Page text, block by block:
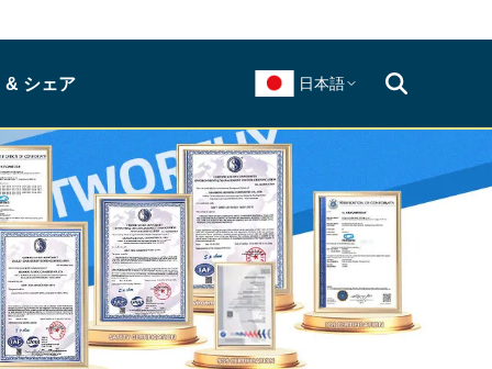
& シェア 日本語